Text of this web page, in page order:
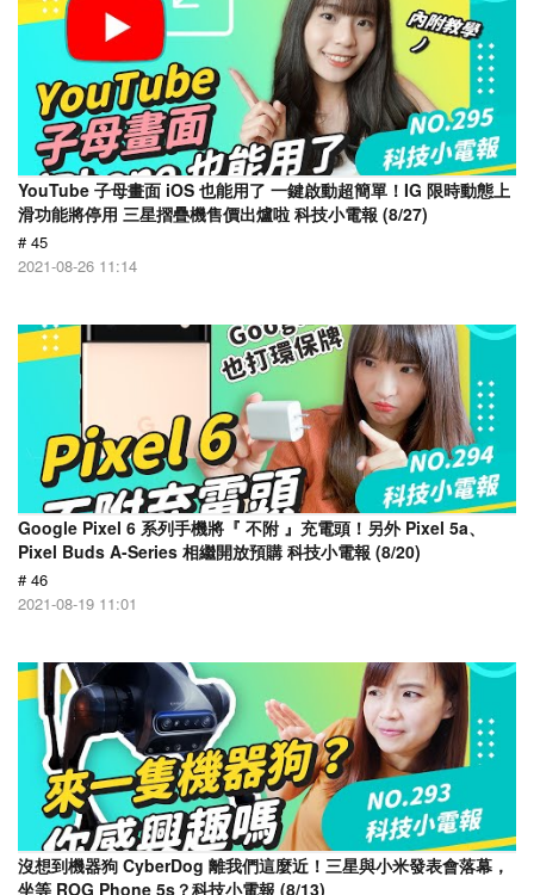
YouTube 子母畫面 iOS 也能用了 一鍵啟動超簡單！IG 限時動態上
滑功能將停用 三星摺疊機售價出爐啦 科技小電報 (8/27)
# 45
2021-08-26 11:14
Google Pixel 6 系列手機將『 不附 』充電頭！另外 Pixel 5a、
Pixel Buds A-Series 相繼開放預購 科技小電報 (8/20)
# 46
2021-08-19 11:01
沒想到機器狗 CyberDog 離我們這麼近！三星與小米發表會落幕，
坐等 ROG Phone 5s？科技小電報 (8/13)